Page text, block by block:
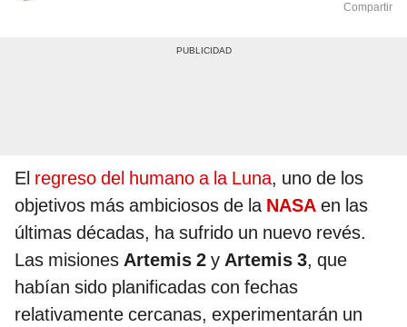
Compartir
El regreso del humano a la Luna, uno de los
objetivos más ambiciosos de la NASA en las
últimas décadas, ha sufrido un nuevo revés.
Las misiones Artemis 2 y Artemis 3, que
habían sido planificadas con fechas
relativamente cercanas, experimentarán un